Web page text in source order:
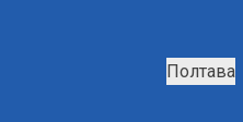
Полтава